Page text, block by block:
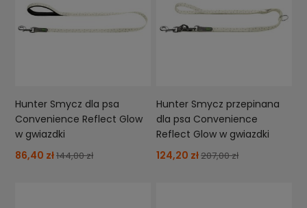
Hunter Smycz dla psa
Convenience Reflect Glow
w gwiazdki
86,40 zł144,00 zł
Hunter Smycz przepinana
dla psa Convenience
Reflect Glow w gwiazdki
124,20 zł207,00 zł